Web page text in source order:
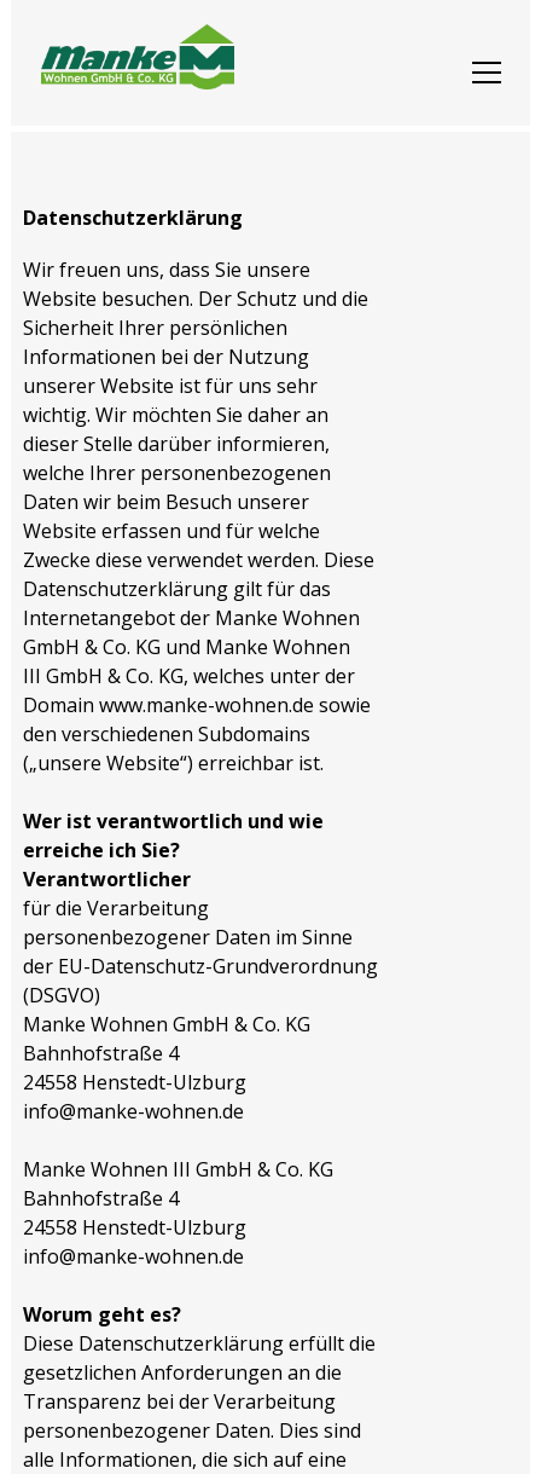
Datenschutzerklärung
Wir freuen uns, dass Sie unsere
Website besuchen. Der Schutz und die
Sicherheit Ihrer persönlichen
Informationen bei der Nutzung
unserer Website ist für uns sehr
wichtig. Wir möchten Sie daher an
dieser Stelle darüber informieren,
welche Ihrer personenbezogenen
Daten wir beim Besuch unserer
Website erfassen und für welche
Zwecke diese verwendet werden. Diese
Datenschutzerklärung gilt für das
Internetangebot der Manke Wohnen
GmbH & Co. KG und Manke Wohnen
III GmbH & Co. KG, welches unter der
Domain www.manke-wohnen.de sowie
den verschiedenen Subdomains
(„unsere Website“) erreichbar ist.
Wer ist verantwortlich und wie
erreiche ich Sie?
Verantwortlicher
für die Verarbeitung
personenbezogener Daten im Sinne
der EU-Datenschutz-Grundverordnung
(DSGVO)
Manke Wohnen GmbH & Co. KG
Bahnhofstraße 4
24558 Henstedt-Ulzburg
info@manke-wohnen.de
Manke Wohnen III GmbH & Co. KG
Bahnhofstraße 4
24558 Henstedt-Ulzburg
info@manke-wohnen.de
Worum geht es?
Diese Datenschutzerklärung erfüllt die
gesetzlichen Anforderungen an die
Transparenz bei der Verarbeitung
personenbezogener Daten. Dies sind
alle Informationen, die sich auf eine